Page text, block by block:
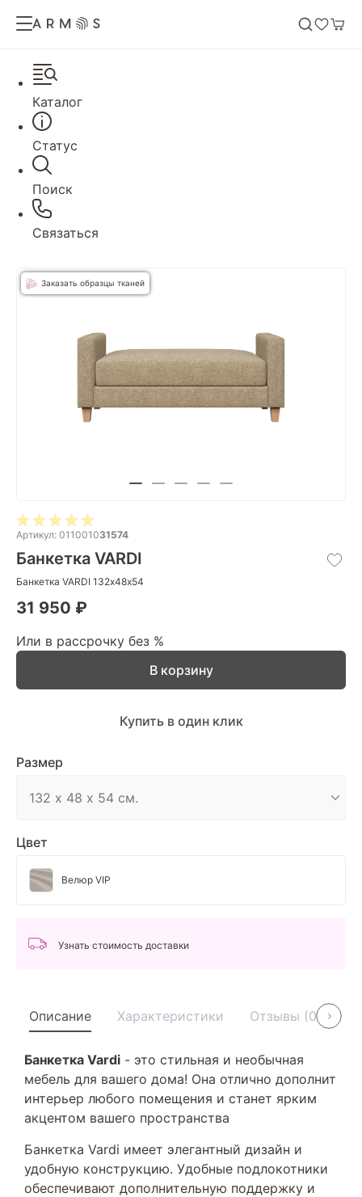
Каталог
Статус
Поиск
Связаться
Заказать образцы тканей
Артикул: 011001031574
Банкетка VARDI
Банкетка VARDI 132х48х54
31 950 ₽
Или в рассрочку без %
Размер
Цвет
Велюр VIP
В корзину
Купить в один клик
Узнать стоимость доставки
Описание Характеристики Отзывы (0)
Банкетка Vardi - это стильная и необычная
мебель для вашего дома! Она отлично дополнит
интерьер любого помещения и станет ярким
акцентом вашего пространства
Банкетка Vardi имеет элегантный дизайн и
удобную конструкцию. Удобные подлокотники
обеспечивают дополнительную поддержку и